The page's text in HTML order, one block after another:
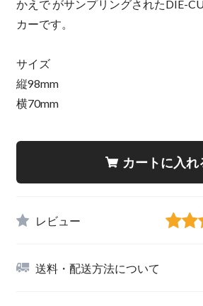
かえで がサンプリングされたDIE-
カーです。
サイズ
縦98mm
横70mm
カートに入れ
レビュー
送料・配送方法について